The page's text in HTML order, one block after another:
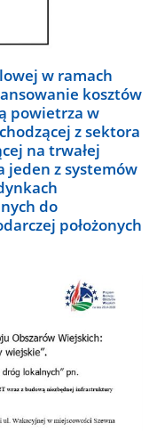
w ramach
kosztów
powietrza w
z sektora
na trwałej
jeden z systemów
do
położonych